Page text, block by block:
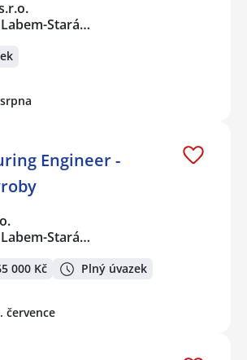
Stará…
Engineer -
Stará…
000 Kč Plný úvazek
července